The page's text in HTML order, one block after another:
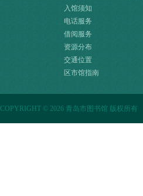
入馆须知
电话服务
借阅服务
资源分布
交通位置
区市馆指南
COPYRIGHT © 2026 青岛市图书馆 版权所有